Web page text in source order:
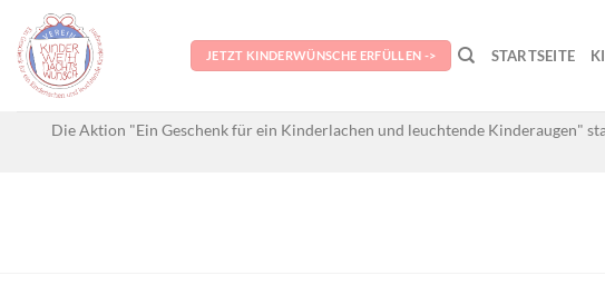
content
JETZT KINDERWÜNSCHE ERFÜLLEN -> STARTSEITE
Die Aktion "Ein Geschenk für ein Kinderlachen und leuchtende Kinderaugen"